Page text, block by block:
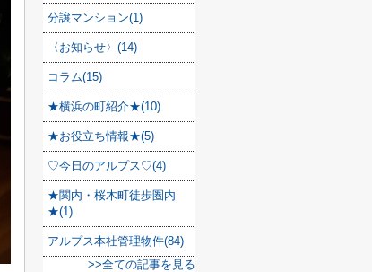
分譲マンション(1)
〈お知らせ〉(14)
コラム(15)
★横浜の町紹介★(10)
★お役立ち情報★(5)
♡今日のアルプス♡(4)
★関内・桜木町徒歩圏内
★(1)
アルプス本社管理物件(84)
>>全ての記事を見る